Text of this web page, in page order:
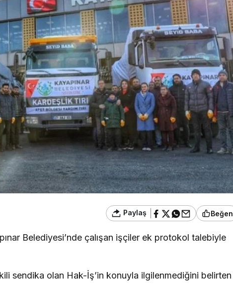
Paylaş Beğen
Belediyesi’nde çalışan işçiler ek protokol talebiyle
sendika olan Hak-İş’in konuyla ilgilenmediğini belirten